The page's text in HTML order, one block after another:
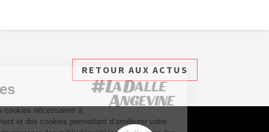
RETOUR AUX ACTUS